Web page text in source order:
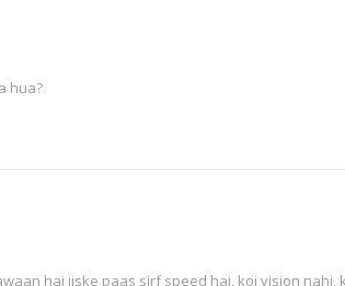
hua?
hai jiske paas sirf speed hai, koi vision nahi,